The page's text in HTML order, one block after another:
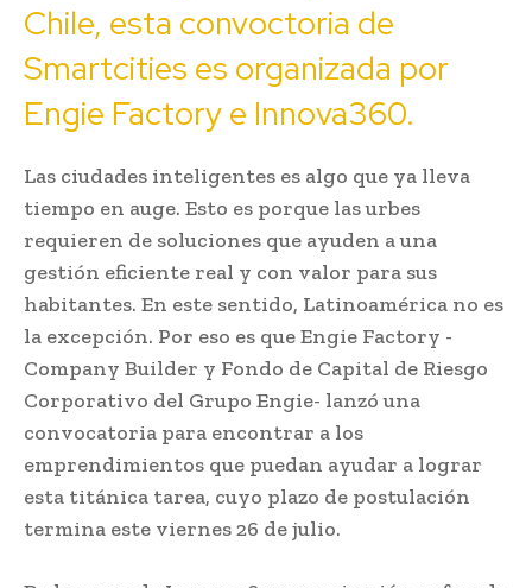
Chile, esta convoctoria de
Smartcities es organizada por
Engie Factory e Innova360.
Las ciudades inteligentes es algo que ya lleva
tiempo en auge. Esto es porque las urbes
requieren de soluciones que ayuden a una
gestión eficiente real y con valor para sus
habitantes. En este sentido, Latinoamérica no es
la excepción. Por eso es que Engie Factory -
Company Builder y Fondo de Capital de Riesgo
Corporativo del Grupo Engie- lanzó una
convocatoria para encontrar a los
emprendimientos que puedan ayudar a lograr
esta titánica tarea, cuyo plazo de postulación
termina este viernes 26 de julio.